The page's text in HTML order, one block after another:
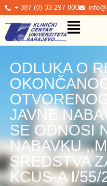
+ 387 (0) 33 297 000
ODLUKA O
JAVNE
SE ODNOSI
NABAVKU
SREDSTVA
KCUS-A I/55/